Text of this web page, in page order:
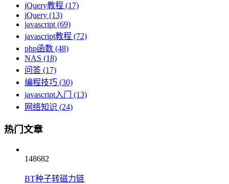
jQuery教程 (17)
jQuery (13)
javascript (69)
javascript教程 (72)
php函数 (48)
NAS (18)
问答 (17)
编程技巧 (30)
javascript入门
(13)
网络知识 (24)
热门文章
148682
BT种子转磁力链